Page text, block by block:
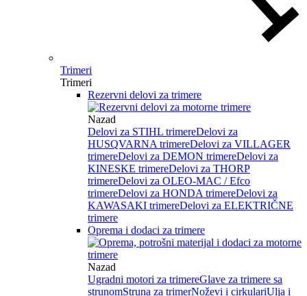
Trimeri
Trimeri
Rezervni delovi za trimere
Nazad
Delovi za STIHL trimereDelovi za
HUSQVARNA trimereDelovi za VILLAGER
trimereDelovi za DEMON trimereDelovi za
KINESKE trimereDelovi za THORP
trimereDelovi za OLEO-MAC / Efco
trimereDelovi za HONDA trimereDelovi za
KAWASAKI trimereDelovi za ELEKTRIČNE
trimere
Oprema i dodaci za trimere
Nazad
Ugradni motori za trimereGlave za trimere sa
strunomStruna za trimerNoževi i cirkulariUlja i